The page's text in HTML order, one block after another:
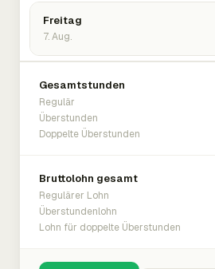
Freitag
7. Aug.
Gesamtstunden
Regulär
Überstunden
Doppelte Überstunden
Bruttolohn gesamt
Regulärer Lohn
Überstundenlohn
Lohn für doppelte Überstunden